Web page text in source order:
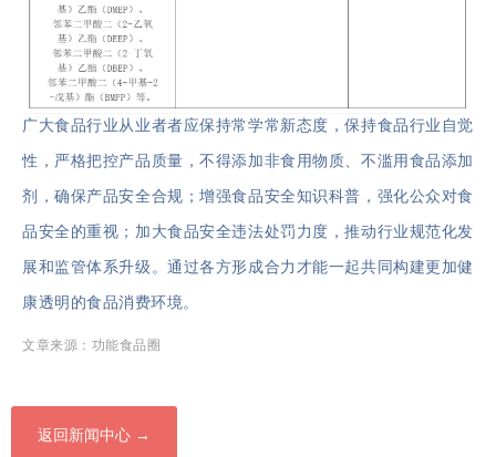
广大食品行业从业者者应保持常学常新态度，保持食品行业自觉
性，严格把控产品质量，不得添加非食用物质、不滥用食品添加
剂，确保产品安全合规；增强食品安全知识科普，强化公众对食
品安全的重视；加大食品安全违法处罚力度，推动行业规范化发
展和监管体系升级。通过各方形成合力才能一起共同构建更加健
康透明的食品消费环境。
文章来源：功能食品圈
返回新闻中心 →